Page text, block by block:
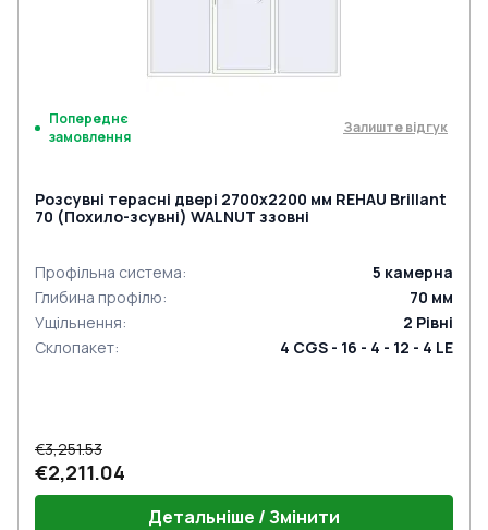
Попереднє
замовлення
Залиште відгук
Розсувні терасні двері 2700x2200 мм REHAU Brillant
70 (Похило-зсувні) WALNUT ззовні
Профільна система: 5 камерна
Глибина профілю: 70 мм
Ущільнення: 2 Рівні
Склопакет: 4 CGS - 16 - 4 - 12 - 4 LE
€3,251.53
€2,211.04
Детальніше / Змінити